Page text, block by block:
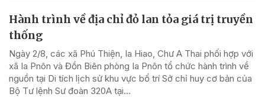
Hành trình về địa chỉ đỏ lan tỏa giá trị truyền
thống
Ngày 2/8, các xã Phú Thiện, Ia Hiao, Chư A Thai phối hợp với
xã Ia Pnôn và Đồn Biên phòng Ia Pnôn tổ chức hành trình về
nguồn tại Di tích lịch sử khu vực bố trí Sở chỉ huy cơ bản của
Bộ Tư lệnh Sư đoàn 320A tại...